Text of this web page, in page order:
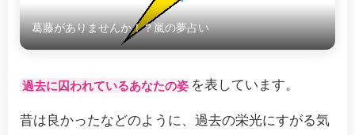
葛藤がありませんか！？嵐の夢占い
過去に囚われているあなたの姿 を表しています。
昔は良かったなどのように、過去の栄光にすがる気